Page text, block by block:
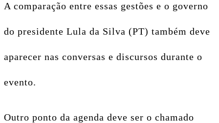
A comparação entre essas gestões e o governo
do presidente Lula da Silva (PT) também deve
aparecer nas conversas e discursos durante o
evento.
Outro ponto da agenda deve ser o chamado